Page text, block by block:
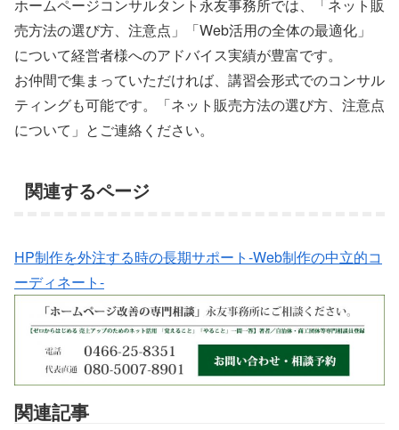
ホームページコンサルタント永友事務所では、「ネット販
売方法の選び方、注意点」「Web活用の全体の最適化」
について経営者様へのアドバイス実績が豊富です。
お仲間で集まっていただければ、講習会形式でのコンサル
ティングも可能です。「ネット販売方法の選び方、注意点
について」とご連絡ください。
関連するページ
HP制作を外注する時の長期サポート-Web制作の中立的コ
ーディネート-
関連記事